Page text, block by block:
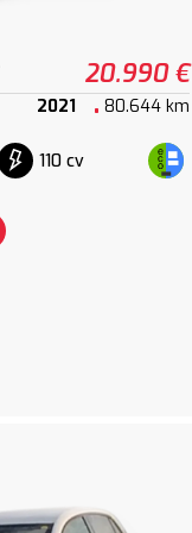
20.990 €
2021 80.644 km
110 cv